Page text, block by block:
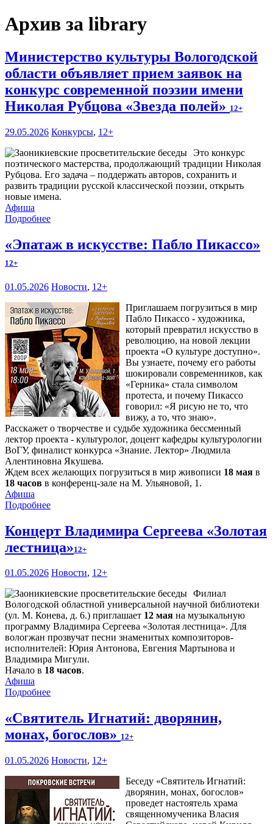
Архив за library
Министерство культуры Вологодской
области объявляет прием заявок на
конкурс современной поэзии имени
Николая Рубцова «Звезда полей» 12+
29.05.2026 Конкурсы, 12+
Это конкурс
поэтического мастерства, продолжающий традиции Николая
Рубцова. Его задача – поддержать авторов, сохранить и
развить традиции русской классической поэзии, открыть
новые имена.
Афиша
Подробнее
«Эпатаж в искусстве: Пабло Пикассо»
12+
01.05.2026 Новости, 12+
Приглашаем погрузиться в мир
Пабло Пикассо - художника,
который превратил искусство в
революцию, на новой лекции
проекта «О культуре доступно».
Вы узнаете, почему его работы
шокировали современников, как
«Герника» стала символом
протеста, и почему Пикассо
говорил: «Я рисую не то, что
вижу, а то, что знаю».
Расскажет о творчестве и судьбе художника бессменный
лектор проекта - культуролог, доцент кафедры культурологии
ВоГУ, финалист конкурса «Знание. Лектор» Людмила
Алентиновна Якушева.
Ждем всех желающих погрузиться в мир живописи 18 мая в
18 часов в конференц-зале на М. Ульяновой, 1.
Афиша
Подробнее
Концерт Владимира Сергеева «Золотая
лестница»12+
01.05.2026 Новости, 12+
Филиал
Вологодской областной универсальной научной библиотеки
(ул. М. Конева, д. 6.) приглашает 12 мая на музыкальную
программу Владимира Сергеева «Золотая лестница». Для
вологжан прозвучат песни знаменитых композиторов-
исполнителей: Юрия Антонова, Евгения Мартынова и
Владимира Мигули.
Начало в 18 часов.
Афиша
Подробнее
«Святитель Игнатий: дворянин,
монах, богослов» 12+
01.05.2026 Новости, 12+
Беседу «Святитель Игнатий:
дворянин, монах, богослов»
проведет настоятель храма
священномученика Власия